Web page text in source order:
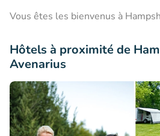
Vous êtes les bienvenus à
Hôtels à proximité de
Avenarius